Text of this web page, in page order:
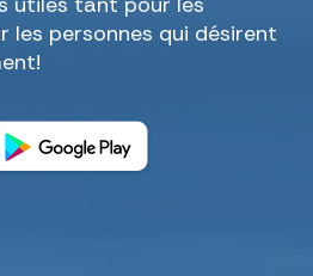
les personnes qui désirent